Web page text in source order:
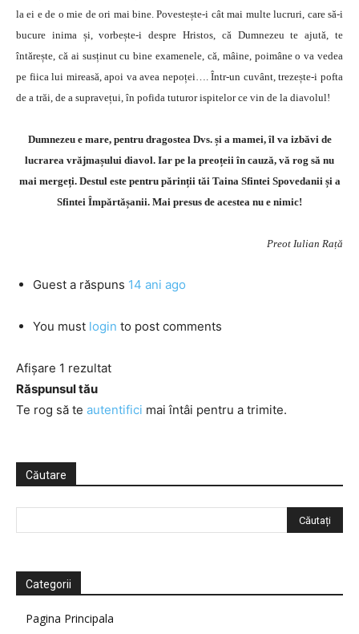
la ei e de o mie de ori mai bine. Povestește-i cât mai multe lucruri, care să-i
bucure inima și, vorbește-i despre Hristos, că Dumnezeu te ajută, te
întărește, că ai susținut cu bine examenele, că, mâine, poimâne o va vedea
pe fiica lui mireasă, apoi va avea nepoței…. Într-un cuvânt, trezește-i pofta
de a trăi, de a supravețui, în pofida tuturor ispitelor ce vin de la diavolul!
Dumnezeu e mare, pentru dragostea Dvs. și a mamei, îl va izbăvi de
lucrarea vrăjmașului diavol. Iar pe la preoțeii în cauză, vă rog să nu
mai mergeți. Destul este pentru părinții tăi Taina Sfintei Spovedanii și a
Sfintei Împărtășanii. Mai presus de acestea nu e nimic!
Preot Iulian Rață
Guest a răspuns 14 ani ago
You must login to post comments
Afișare 1 rezultat
Răspunsul tău
Te rog să te autentifici mai întâi pentru a trimite.
Căutare
Categorii
Pagina Principala